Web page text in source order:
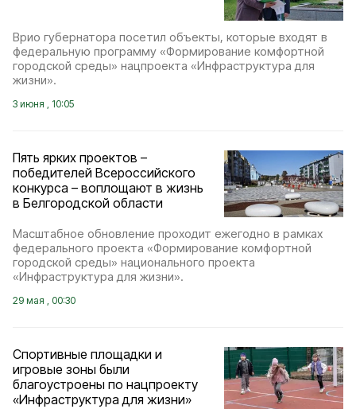
Врио губернатора посетил объекты, которые входят в
федеральную программу «Формирование комфортной
городской среды» нацпроекта «Инфраструктура для
жизни».
3 июня , 10:05
Пять ярких проектов –
победителей Всероссийского
конкурса – воплощают в жизнь
в Белгородской области
Масштабное обновление проходит ежегодно в рамках
федерального проекта «Формирование комфортной
городской среды» национального проекта
«Инфраструктура для жизни».
29 мая , 00:30
Спортивные площадки и
игровые зоны были
благоустроены по нацпроекту
«Инфраструктура для жизни»